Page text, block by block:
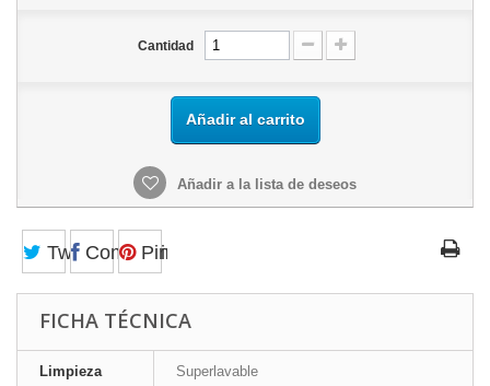
Cantidad
Añadir al carrito
Añadir a la lista de deseos
TweetCompartirPinterest
FICHA TÉCNICA
Limpieza Superlavable